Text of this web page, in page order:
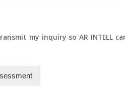
my inquiry so AR INTELL